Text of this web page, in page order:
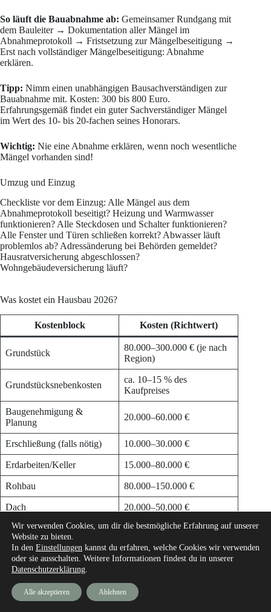
So läuft die Bauabnahme ab: Gemeinsamer Rundgang mit
dem Bauleiter → Dokumentation aller Mängel im
Abnahmeprotokoll → Fristsetzung zur Mängelbeseitigung →
Erst nach vollständiger Mängelbeseitigung: Abnahme
erklären.
Tipp: Nimm einen unabhängigen Bausachverständigen zur
Bauabnahme mit. Kosten: 300 bis 800 Euro.
Erfahrungsgemäß findet ein guter Sachverständiger Mängel
im Wert des 10- bis 20-fachen seines Honorars.
Wichtig: Nie eine Abnahme erklären, wenn noch wesentliche
Mängel vorhanden sind!
Umzug und Einzug
Checkliste vor dem Einzug: Alle Mängel aus dem
Abnahmeprotokoll beseitigt? Heizung und Warmwasser
funktionieren? Alle Steckdosen und Schalter funktionieren?
Alle Fenster und Türen schließen korrekt? Abwasser läuft
problemlos ab? Adressänderung bei Behörden gemeldet?
Hausratversicherung abgeschlossen?
Wohngebäudeversicherung läuft?
Was kostet ein Hausbau 2026?
Kostenblock Kosten (Richtwert)
Grundstück
80.000–300.000 € (je nach
Region)
Grundstücksnebenkosten
ca. 10–15 % des
Kaufpreises
Baugenehmigung &
Planung
20.000–60.000 €
Erschließung (falls nötig) 10.000–30.000 €
Erdarbeiten/Keller 15.000–80.000 €
Rohbau 80.000–150.000 €
Dach 20.000–50.000 €
Fenster & Türen 15.000–40.000 €
Haustechnik (Heizung, E,
San)
40.000–100.000 €
Innenausbau 40.000–100.000 €
Außenanlagen 15.000–50.000 €
Wir verwenden Cookies, um dir die bestmögliche Erfahrung auf unserer
Website zu bieten.
In den Einstellungen kannst du erfahren, welche Cookies wir verwenden
oder sie ausschalten. Weitere Informationen findest du in unserer
Datenschutzerklärung.
Alle akzeptieren Ablehnen